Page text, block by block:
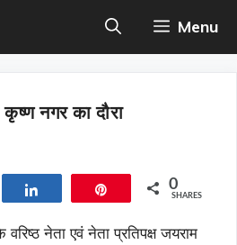
Menu
कृष्ण नगर का दौरा
0
SHARES
वरिष्ठ नेता एवं नेता प्रतिपक्ष जयराम